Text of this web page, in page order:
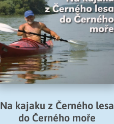
Na kajaku z Černého lesa
do Černého moře